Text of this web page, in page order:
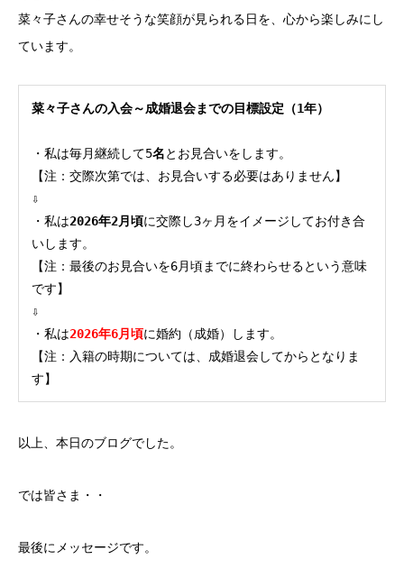
菜々子さんの幸せそうな笑顔が見られる日を、心から楽しみにし
ています。
菜々子さんの入会～成婚退会までの目標設定（1年）
・私は毎月継続して5名とお見合いをします。
【注：交際次第では、お見合いする必要はありません】
⇩
・私は2026年2月頃に交際し3ヶ月をイメージしてお付き合
いします。
【注：最後のお見合いを6月頃までに終わらせるという意味
です】
⇩
・私は2026年6月頃に婚約（成婚）します。
【注：入籍の時期については、成婚退会してからとなりま
す】
以上、本日のブログでした。
では皆さま・・
最後にメッセージです。